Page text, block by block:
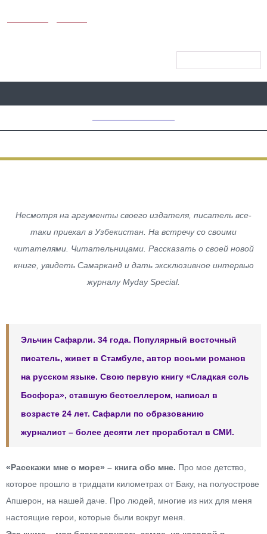
Несмотря на аргументы своего издателя, писатель все-
таки приехал в Узбекистан. На встречу со своими
читателями. Читательницами. Рассказать о своей новой
книге, увидеть Самарканд и дать эксклюзивное интервью
журналу Myday Special.
Эльчин Сафарли. 34 года. Популярный восточный
писатель, живет в Стамбуле, автор восьми романов
на русском языке. Свою первую книгу «Сладкая соль
Босфора», ставшую бестселлером, написал в
возрасте 24 лет. Сафарли по образованию
журналист – более десяти лет проработал в СМИ.
«Расскажи мне о море» – книга обо мне. Про мое детство,
которое прошло в тридцати километрах от Баку, на полуострове
Апшерон, на нашей даче. Про людей, многие из них для меня
настоящие герои, которые были вокруг меня.